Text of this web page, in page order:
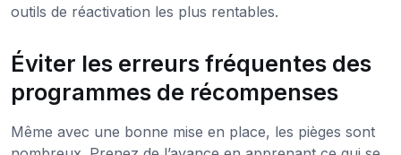
outils de réactivation les plus rentables.
Éviter les erreurs fréquentes des
programmes de récompenses
Même avec une bonne mise en place, les pièges sont